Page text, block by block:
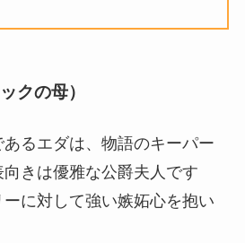
クの母）
るエダは、物語のキーパー
きは優雅な公爵夫人です
に対して強い嫉妬心を抱い